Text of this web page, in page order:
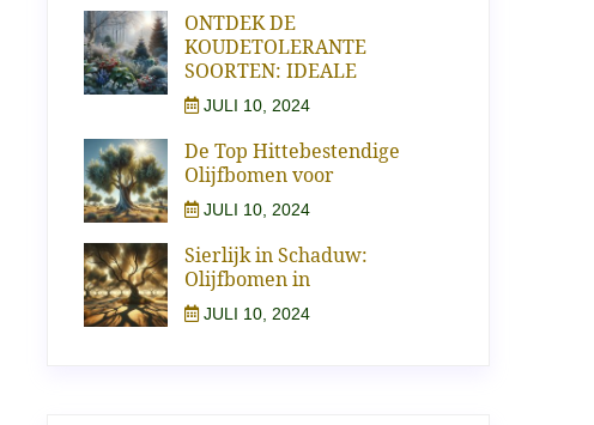
ONTDEK DE
KOUDETOLERANTE
SOORTEN: IDEALE
JULI 10, 2024
De Top Hittebestendige
Olijfbomen voor
JULI 10, 2024
Sierlijk in Schaduw:
Olijfbomen in
JULI 10, 2024